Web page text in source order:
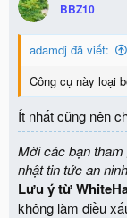
BBZ10
adamdj đã viết:
Công cụ này loại
Ít nhất cũng nên
Mời các bạn tham
nhật tin tức an
Lưu ý từ
không làm điều